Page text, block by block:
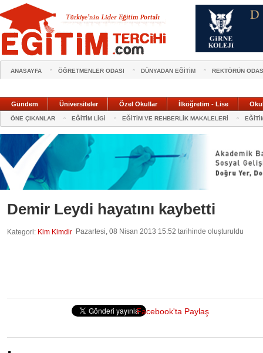
ANASAYFA ÖĞRETMENLER ODASI DÜNYADAN EĞİTİM REKTÖRÜN
Gündem Üniversiteler Özel Okullar İlköğretim - Lise
ÖNE ÇIKANLAR EĞİTİM LİGİ EĞİTİM VE REHBERLİK MAKALELERİ
Demir Leydi hayatını kaybetti
Kategori: Kim Kimdir Pazartesi, 08 Nisan 2013 15:52 tarihinde oluşturuldu
Facebook'ta Paylaş